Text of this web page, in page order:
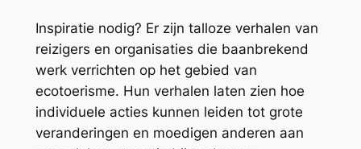
Inspiratie nodig? Er zijn talloze verhalen van
reizigers en organisaties die baanbrekend
werk verrichten op het gebied van
ecotoerisme. Hun verhalen laten zien hoe
individuele acties kunnen leiden tot grote
veranderingen en moedigen anderen aan